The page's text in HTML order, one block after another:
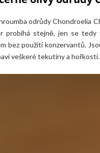
odrůdy Chondroelia
probíhá stejně, jen se
bez použití konzervantů.
veškeré tekutiny a hořkosti.